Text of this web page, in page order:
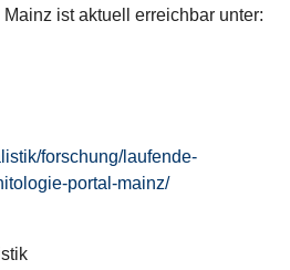
ist aktuell erreichbar unter:
forschung/laufende-
portal-mainz/